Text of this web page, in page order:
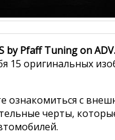
by Pfaff Tuning on
15 оригинальных
ознакомиться с
черты,